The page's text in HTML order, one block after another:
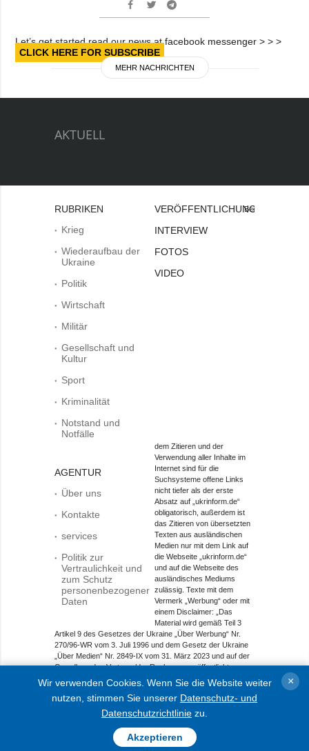
Let’s get started read our news at facebook messenger > > >
CLICK HERE FOR SUBSCRIBE
MEHR NACHRICHTEN
AKTUELL
RUBRIKEN
Krieg
Wiederaufbau der
Ukraine
Politik
Wirtschaft
Militär
Gesellschaft und
Kultur
Sport
Kriminalität
Notstand und
Notfälle
AGENTUR
Über uns
Kontakte
services
Politik zur
Vertraulichkeit und
zum Schutz
personenbezogener
Daten
VERÖFFENTLICHUNGEN
INTERVIEW
FOTOS
VIDEO
Bei
dem Zitieren und der
Verwendung aller Inhalte im
Internet sind für die
Suchsysteme offene Links
nicht tiefer als der erste
Absatz auf „ukrinform.de“
obligatorisch, außerdem ist
das Zitieren von übersetzten
Texten aus ausländischen
Medien nur mit dem Link auf
die Webseite „ukrinform.de“
und auf die Webseite des
ausländisches Mediums
zulässig. Texte mit dem
Vermerk „Werbung“ oder mit
einem Disclaimer: „Das
Material wird gemäß Teil 3
Artikel 9 des Gesetzes der Ukraine „Über Werbung“ Nr.
270/96-WR vom 3. Juli 1996 und dem Gesetz der Ukraine
„Über Medien“ Nr. 2849-IX vom 31. März 2023 und auf der
Grundlage des Vertrags/der Rechnung veröffentlicht.
Objekt im Bereich Onlinemedien; Medien-ID R40-01421.
© 2015-2026 Ukrinform. Alle Rechte sind geschützt.
Wir verwenden Cookies. Wenn Sie die Website weiter
nutzen, stimmen Sie unserer Datenschutz- und
Datenschutzrichtlinie zu.
Akzeptieren
×